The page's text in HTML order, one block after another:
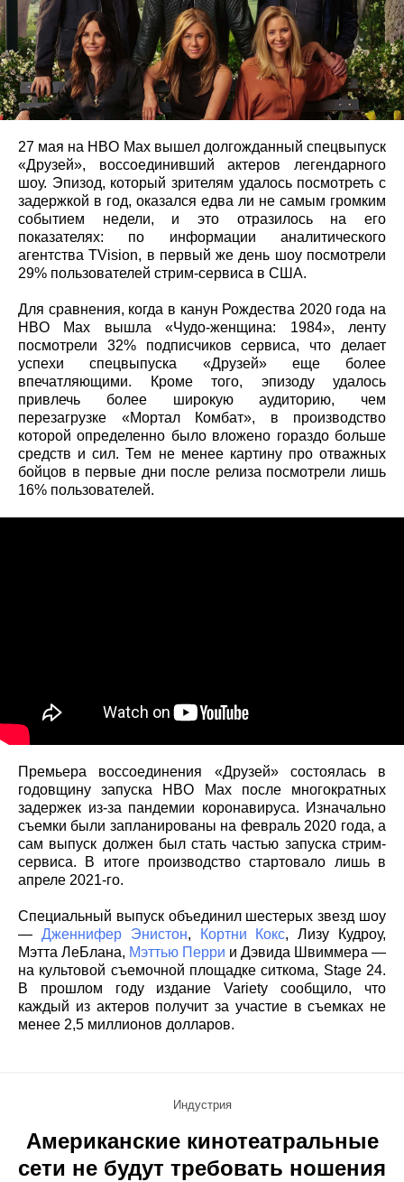
27 мая на HBO Max вышел долгожданный спецвыпуск
«Друзей», воссоединивший актеров легендарного
шоу. Эпизод, который зрителям удалось посмотреть с
задержкой в год, оказался едва ли не самым громким
событием недели, и это отразилось на его
показателях: по информации аналитического
агентства TVision, в первый же день шоу посмотрели
29% пользователей стрим-сервиса в США.
Для сравнения, когда в канун Рождества 2020 года на
HBO Max вышла «Чудо-женщина: 1984», ленту
посмотрели 32% подписчиков сервиса, что делает
успехи спецвыпуска «Друзей» еще более
впечатляющими. Кроме того, эпизоду удалось
привлечь более широкую аудиторию, чем
перезагрузке «Мортал Комбат», в производство
которой определенно было вложено гораздо больше
средств и сил. Тем не менее картину про отважных
бойцов в первые дни после релиза посмотрели лишь
16% пользователей.
Премьера воссоединения «Друзей» состоялась в
годовщину запуска HBO Max после многократных
задержек из-за пандемии коронавируса. Изначально
съемки были запланированы на февраль 2020 года, а
сам выпуск должен был стать частью запуска стрим-
сервиса. В итоге производство стартовало лишь в
апреле 2021-го.
Специальный выпуск объединил шестерых звезд шоу
— Дженнифер Энистон, Кортни Кокс, Лизу Кудроу,
Мэтта ЛеБлана, Мэттью Перри и Дэвида Швиммера —
на культовой съемочной площадке ситкома, Stage 24.
В прошлом году издание Variety сообщило, что
каждый из актеров получит за участие в съемках не
менее 2,5 миллионов долларов.
Индустрия
Американские кинотеатральные
сети не будут требовать ношения